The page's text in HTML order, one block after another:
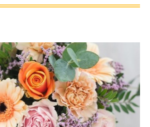
You are here: